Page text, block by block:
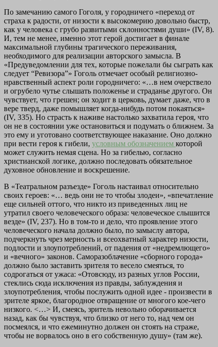
По замечанию самого Гоголя, у городничего «переход от
страха к радости, от низости к высокомерию довольно быстр,
как у человека с грубо развитыми склонностями души» (IV, 8).
И, тем не менее, именно этот герой достигает в финале
максимальной глубины трагического переживания,
необходимого для реализации авторского замысла. В
«Предуведомлении для тех, которые пожелали бы сыграть как
следует “Ревизора”» Гоголь отмечает особый религиозно-
нравственный аспект роли городничего: «…в нем очерствело
и огрубело чутье слышать положенье и страданье другого. Он
чувствует, что грешен; он ходит в церковь, думает даже, что в
вере тверд, даже помышляет когда-нибудь потом покаяться»
(IV, 335). Но страсть к наживе настолько захватила героя, что
он не в состоянии уже остановиться и подумать о ближнем. За
это ему и уготовано соответствующее наказание. Оно должно
при вести героя к гибели, условным обозначением которой
может служить немая сцена. Но за гибелью, согласно
христианской логике, должно последовать обязательное
духовное обновление и воскрешение.
В «Театральном разъезде» Гоголь настаивал относительно
своих героев: «… ведь они не то чтобы злодеи», «впечатление
еще сильней оттого, что никто из приведенных лиц не
утратил своего человеческого образа: человеческое слышится
везде» (IV, 237). Но в том-то и дело, что проявление этого
человеческого начала должно было, по замыслу автора,
подчеркнуть чрез мерность и всеохватный характер низости,
подлости и злоупотреблений, от падения от «недремлющего»
и «вечного» законов. Саморазоблачение «сборного города»
должно было заставить зрителя то весело смеяться, то
содрогаться от ужаса: «Отовсюду, из разных углов России,
стеклись сюда исключения из правды, заблуждения и
злоупотребления, чтобы послужить одной идее - произвести в
зрителе яркое, благородное отвращение от многого кое-чего
низкого. <…> И, смеясь, зритель невольно оборачивается
назад, как бы чувствуя, что близко от него то, над чем он
посмеялся, и что ежеминутно должен он стоять на страже,
чтобы не ворвалось оно в его собственную душу» (там же).